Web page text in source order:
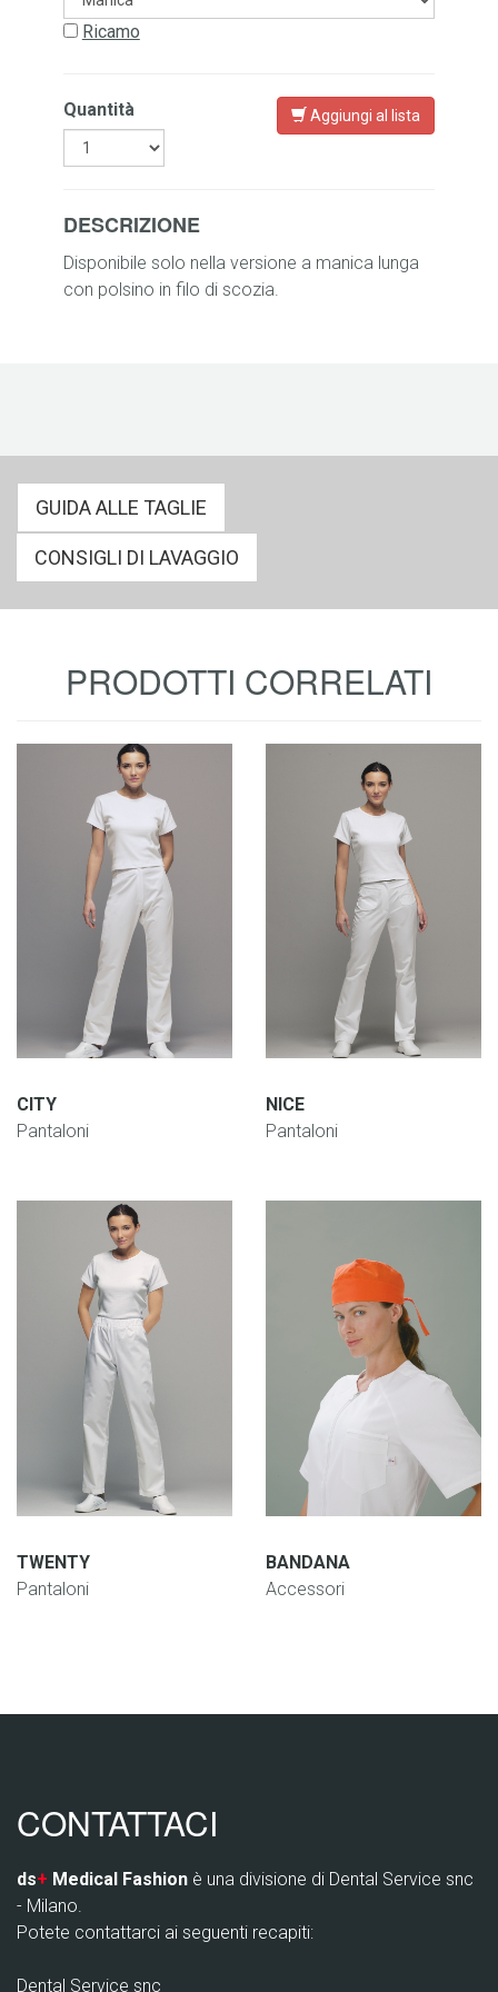
Ricamo
Quantità Aggiungi al lista
DESCRIZIONE
Disponibile solo nella versione a manica lunga
con polsino in filo di scozia.
GUIDA ALLE TAGLIE
CONSIGLI DI LAVAGGIO
PRODOTTI CORRELATI
CITY
Pantaloni
NICE
Pantaloni
TWENTY
Pantaloni
BANDANA
Accessori
CONTATTACI
ds+ Medical Fashion è una divisione di Dental Service snc
- Milano.
Potete contattarci ai seguenti recapiti:
Dental Service snc